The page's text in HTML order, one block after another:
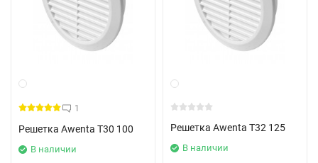
1
Решетка Awenta T30 100
В наличии
Решетка Awenta T32 125
В наличии